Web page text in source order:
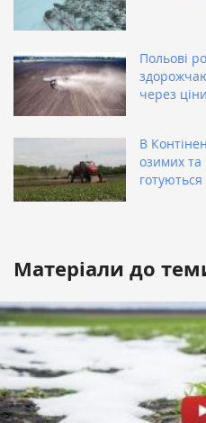
Польові
через
В
озимих та
готуються
Матеріали до